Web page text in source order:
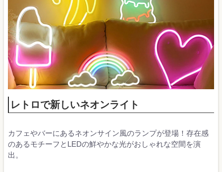
レトロで新しいネオンライト
カフェやバーにあるネオンサイン風のランプが登場！存在感
のあるモチーフとLEDの鮮やかな光がおしゃれな空間を演
出。